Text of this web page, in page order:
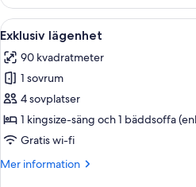
dubbelrum
eller
tvåbäddsrum
Öppna
alla
foton
för
Exklusiv
lägenhet
1
Exklusiv lägenhet
90 kvadratmeter
1 sovrum
4 sovplatser
1 kingsize-säng och 1 bäddsoffa
Gratis wi-fi
Mer information
Mer